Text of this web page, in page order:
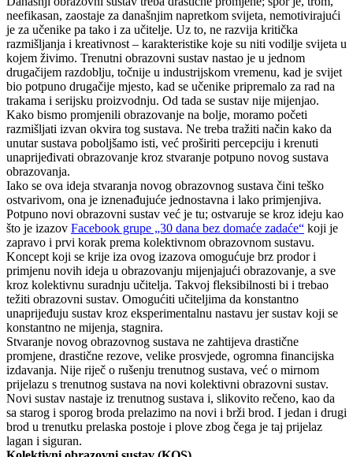
neefikasan, zaostaje za današnjim napretkom svijeta, nemotivirajući
je za učenike pa tako i za učitelje. Uz to, ne razvija kritička
razmišljanja i kreativnost – karakteristike koje su niti vodilje svijeta u
kojem živimo. Trenutni obrazovni sustav nastao je u jednom
drugačijem razdoblju, točnije u industrijskom vremenu, kad je svijet
bio potpuno drugačije mjesto, kad se učenike pripremalo za rad na
trakama i serijsku proizvodnju. Od tada se sustav nije mijenjao.
Kako bismo promjenili obrazovanje na bolje, moramo početi
razmišljati izvan okvira tog sustava. Ne treba tražiti način kako da
unutar sustava poboljšamo isti, već proširiti percepciju i krenuti
unaprijeđivati obrazovanje kroz stvaranje potpuno novog sustava
obrazovanja.
Iako se ova ideja stvaranja novog obrazovnog sustava čini teško
ostvarivom, ona je iznenađujuće jednostavna i lako primjenjiva.
Potpuno novi obrazovni sustav već je tu; ostvaruje se kroz ideju kao
što je izazov Facebook grupe „30 dana bez domaće zadaće“ koji je
zapravo i prvi korak prema kolektivnom obrazovnom sustavu.
Koncept koji se krije iza ovog izazova omogućuje brz prodor i
primjenu novih ideja u obrazovanju mijenjajući obrazovanje, a sve
kroz kolektivnu suradnju učitelja. Takvoj fleksibilnosti bi i trebao
težiti obrazovni sustav. Omogućiti učiteljima da konstantno
unaprijeđuju sustav kroz eksperimentalnu nastavu jer sustav koji se
konstantno ne mijenja, stagnira.
Stvaranje novog obrazovnog sustava ne zahtijeva drastične
promjene, drastične rezove, velike prosvjede, ogromna financijska
izdavanja. Nije riječ o rušenju trenutnog sustava, već o mirnom
prijelazu s trenutnog sustava na novi kolektivni obrazovni sustav.
Novi sustav nastaje iz trenutnog sustava i, slikovito rečeno, kao da
sa starog i sporog broda prelazimo na novi i brži brod. I jedan i drugi
brod u trenutku prelaska postoje i plove zbog čega je taj prijelaz
lagan i siguran.